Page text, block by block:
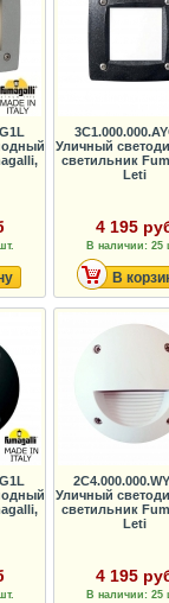
Уличный
светильник
Leti
4 195
В наличии: 25
В
Уличный
светильник
Leti
4 195
В наличии: 25